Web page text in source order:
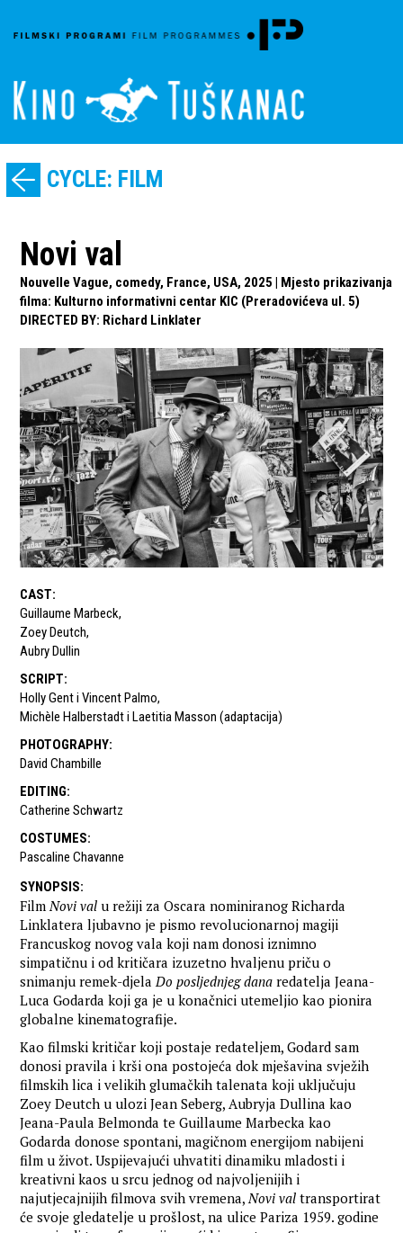
CYCLE: FILM
Novi val
Nouvelle Vague, comedy, France, USA, 2025 | Mjesto prikazivanja
filma: Kulturno informativni centar KIC (Preradovićeva ul. 5)
DIRECTED BY: Richard Linklater
CAST:
Guillaume Marbeck,
Zoey Deutch,
Aubry Dullin
SCRIPT:
Holly Gent i Vincent Palmo,
Michèle Halberstadt i Laetitia Masson (adaptacija)
PHOTOGRAPHY:
David Chambille
EDITING:
Catherine Schwartz
COSTUMES:
Pascaline Chavanne
SYNOPSIS:
FilmNovi val u režiji za Oscara nominiranog Richarda
Linklatera ljubavno je pismo revolucionarnoj magiji
Francuskog novog vala koji nam donosi iznimno
simpatičnu i od kritičara izuzetno hvaljenu priču o
snimanju remek-djelaDo posljednjeg dana redatelja Jeana-
Luca Godarda koji ga je u konačnici utemeljio kao pionira
globalne kinematografije.
Kao filmski kritičar koji postaje redateljem, Godard sam
donosi pravila i krši ona postojeća dok mješavina svježih
filmskih lica i velikih glumačkih talenata koji uključuju
Zoey Deutch u ulozi Jean Seberg, Aubryja Dullina kao
Jeana-Paula Belmonda te Guillaume Marbecka kao
Godarda donose spontani, magičnom energijom nabijeni
film u život. Uspijevajući uhvatiti dinamiku mladosti i
kreativni kaos u srcu jednog od najvoljenijih i
najutjecajnijih filmova svih vremena,Novi val transportirat
će svoje gledatelje u prošlost, na ulice Pariza 1959. godine